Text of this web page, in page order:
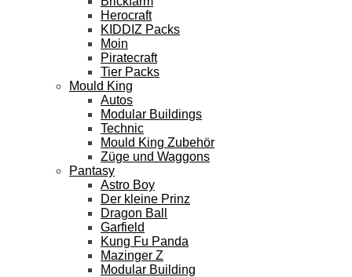
Herocraft
KIDDIZ Packs
Moin
Piratecraft
Tier Packs
Mould King
Autos
Modular Buildings
Technic
Mould King Zubehör
Züge und Waggons
Pantasy
Astro Boy
Der kleine Prinz
Dragon Ball
Garfield
Kung Fu Panda
Mazinger Z
Modular Building